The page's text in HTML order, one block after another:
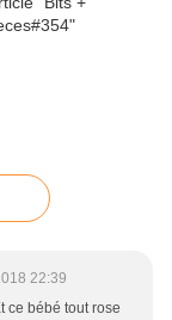
22:39
ce bébé tout rose